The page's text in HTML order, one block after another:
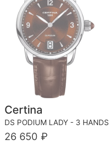
Certina
DS PODIUM LADY - 3 HANDS
26 650 ₽